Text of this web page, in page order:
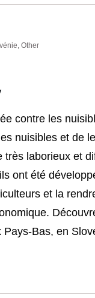
Pays-Bas, Slovénie, Other
contre les
nuisibles et de
très laborieux et
ont été
et la
Pays-Bas, en